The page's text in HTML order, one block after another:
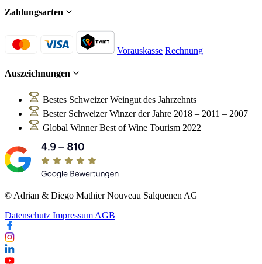
Zahlungsarten
Vorauskasse Rechnung
Auszeichnungen
Bestes Schweizer Weingut des Jahrzehnts
Bester Schweizer Winzer der Jahre 2018 – 2011 – 2007
Global Winner Best of Wine Tourism 2022
© Adrian & Diego Mathier Nouveau Salquenen AG
Datenschutz Impressum AGB